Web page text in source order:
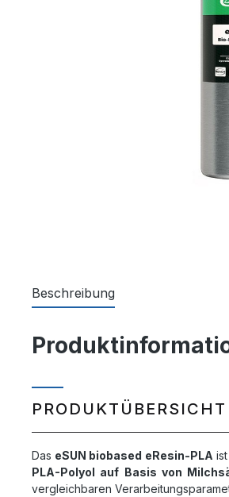
Beschreibung
PRODUKTÜBERSICHT
Das eSUN biobased eResin-PLA
PLA-Polyol auf Basis von
vergleichbaren